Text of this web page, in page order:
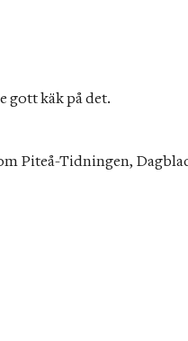
gott käk på det.
Piteå-Tidningen,